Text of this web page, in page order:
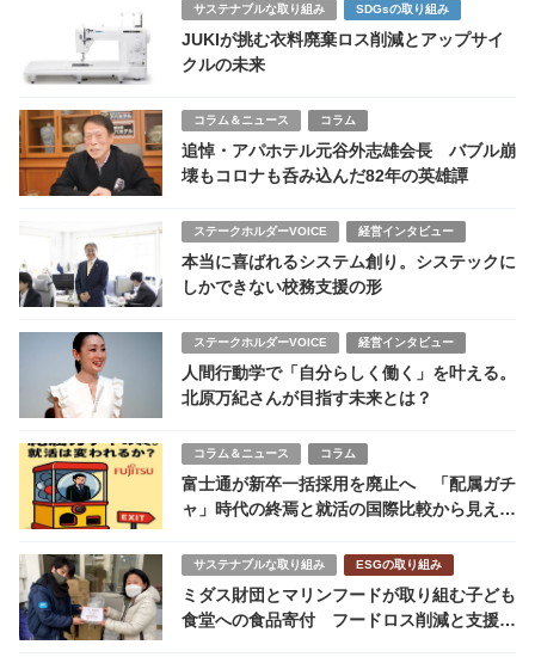
サステナブルな取り組み SDGsの取り組み
JUKIが挑む衣料廃棄ロス削減とアップサイ
クルの未来
コラム＆ニュース コラム
追悼・アパホテル元谷外志雄会長 バブル崩
壊もコロナも呑み込んだ82年の英雄譚
ステークホルダーVOICE 経営インタビュー
本当に喜ばれるシステム創り。システックに
しかできない校務支援の形
ステークホルダーVOICE 経営インタビュー
人間行動学で「自分らしく働く」を叶える。
北原万紀さんが目指す未来とは？
コラム＆ニュース コラム
富士通が新卒一括採用を廃止へ 「配属ガチ
ャ」時代の終焉と就活の国際比較から見える
サステナブルな取り組み ESGの取り組み
ミダス財団とマリンフードが取り組む子ども
食堂への食品寄付 フードロス削減と支援を